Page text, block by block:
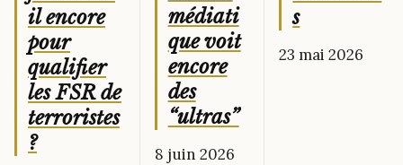
il encore
pour
qualifier
les FSR de
terroristes
?
médiati
que voit
encore
des
“ultras”
8 juin 2026
s
23 mai 2026